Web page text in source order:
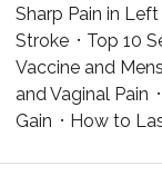
Sharp Pain in
Stroke
Top 10
Vaccine and
and Vaginal Pain
Gain
How to